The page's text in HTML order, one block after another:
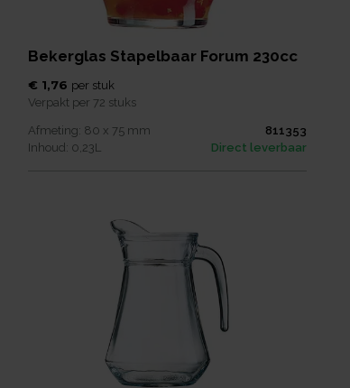
Bekerglas Stapelbaar Forum 230cc
€ 1,76 per stuk
Verpakt per 72 stuks
Afmeting: 80 x 75mm
Inhoud: 0,23L
811353
Direct leverbaar